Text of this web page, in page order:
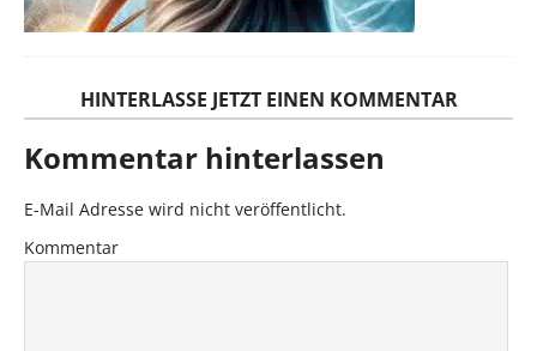
HINTERLASSE JETZT EINEN KOMMENTAR
Kommentar hinterlassen
E-Mail Adresse wird nicht veröffentlicht.
Kommentar